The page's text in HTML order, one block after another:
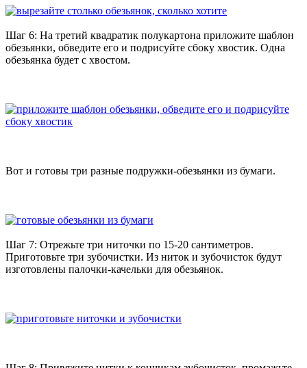
Шаг 6: На третий квадратик полукартона приложите шаблон
обезьянки, обведите его и подрисуйте сбоку хвостик. Одна
обезьянка будет с хвостом.
Вот и готовы три разные подружки-обезьянки из бумаги.
Шаг 7: Отрежьте три ниточки по 15-20 сантиметров.
Приготовьте три зубочистки. Из ниток и зубочисток будут
изготовлены палочки-качельки для обезьянок.